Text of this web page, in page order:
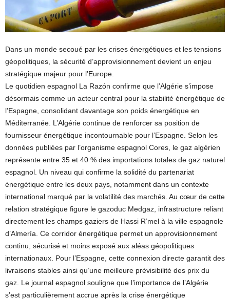
Dans un monde secoué par les crises énergétiques et les tensions
géopolitiques, la sécurité d’approvisionnement devient un enjeu
stratégique majeur pour l’Europe.
Le quotidien espagnol La Razón confirme que l’Algérie s’impose
désormais comme un acteur central pour la stabilité énergétique de
l’Espagne, consolidant davantage son poids énergétique en
Méditerranée. L’Algérie continue de renforcer sa position de
fournisseur énergétique incontournable pour l’Espagne. Selon les
données publiées par l’organisme espagnol Cores, le gaz algérien
représente entre 35 et 40 % des importations totales de gaz naturel
espagnol. Un niveau qui confirme la solidité du partenariat
énergétique entre les deux pays, notamment dans un contexte
international marqué par la volatilité des marchés. Au cœur de cette
relation stratégique figure le gazoduc Medgaz, infrastructure reliant
directement les champs gaziers de Hassi R’mel à la ville espagnole
d’Almería. Ce corridor énergétique permet un approvisionnement
continu, sécurisé et moins exposé aux aléas géopolitiques
internationaux. Pour l’Espagne, cette connexion directe garantit des
livraisons stables ainsi qu’une meilleure prévisibilité des prix du
gaz. Le journal espagnol souligne que l’importance de l’Algérie
s’est particulièrement accrue après la crise énergétique